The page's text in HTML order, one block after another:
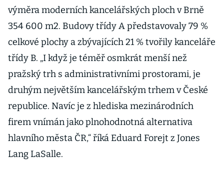
výměra moderních kancelářských ploch v Brně
354 600 m2. Budovy třídy A představovaly 79 %
celkové plochy a zbývajících 21 % tvořily kanceláře
třídy B. „I když je téměř osmkrát menší než
pražský trh s administrativními prostorami, je
druhým největším kancelářským trhem v České
republice. Navíc je z hlediska mezinárodních
firem vnímán jako plnohodnotná alternativa
hlavního města ČR,“ říká Eduard Forejt z Jones
Lang LaSalle.